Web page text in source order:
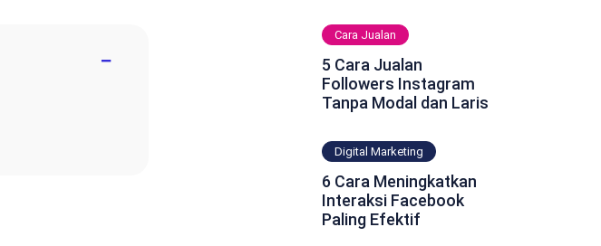
−
Cara Jualan
5 Cara Jualan
Followers Instagram
Tanpa Modal dan Laris
Digital Marketing
6 Cara Meningkatkan
Interaksi Facebook
Paling Efektif